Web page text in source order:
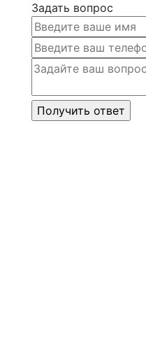
Задать вопрос